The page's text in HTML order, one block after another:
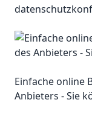
Einfache online
Anbieters - Sie